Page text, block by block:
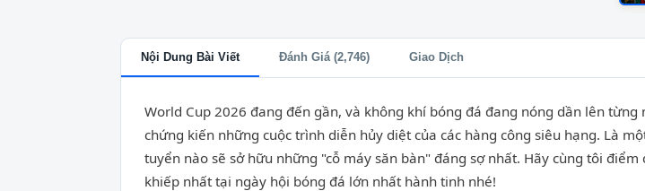
Nội Dung Bài Viết Đánh Giá (2,746) Giao Dịch
World Cup 2026 đang đến gần, và không khí bóng đá đang nóng dần lên
chứng kiến những cuộc trình diễn hủy diệt của các hàng công siêu hạng. Là
tuyển nào sẽ sở hữu những "cỗ máy săn bàn" đáng sợ nhất. Hãy cùng tôi
khiếp nhất tại ngày hội bóng đá lớn nhất hành tinh nhé!